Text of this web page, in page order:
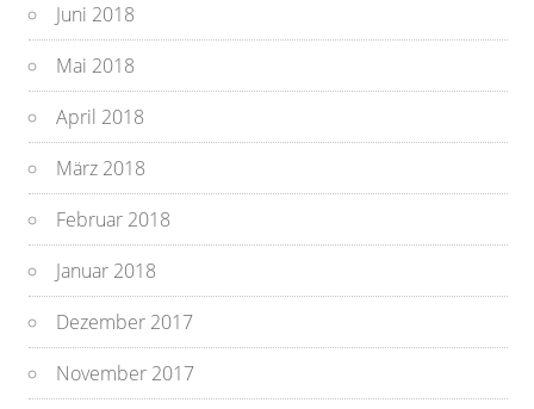
Juni 2018
Mai 2018
April 2018
März 2018
Februar 2018
Januar 2018
Dezember 2017
November 2017